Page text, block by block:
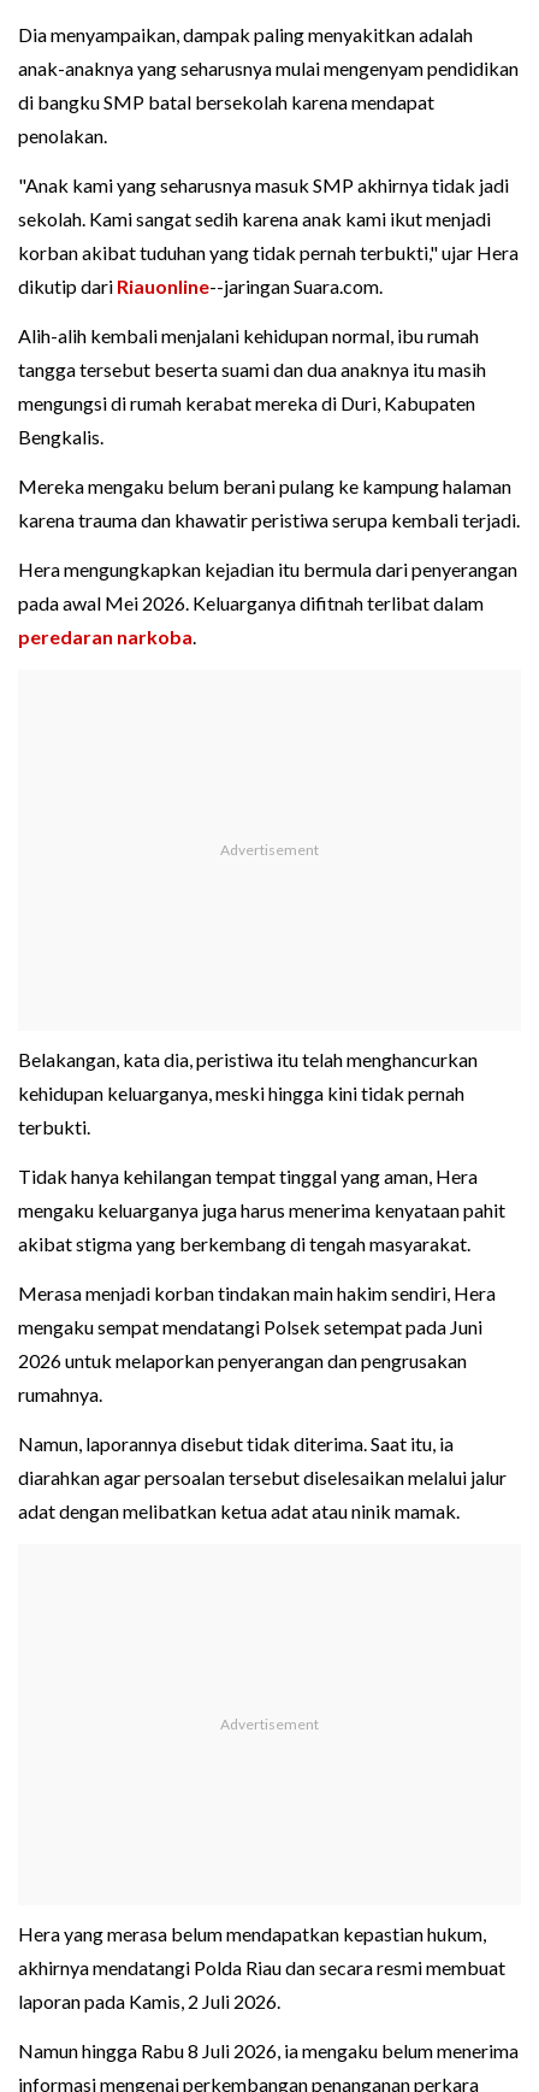
Dia menyampaikan, dampak paling menyakitkan adalah
anak-anaknya yang seharusnya mulai mengenyam pendidikan
di bangku SMP batal bersekolah karena mendapat
penolakan.
"Anak kami yang seharusnya masuk SMP akhirnya tidak jadi
sekolah. Kami sangat sedih karena anak kami ikut menjadi
korban akibat tuduhan yang tidak pernah terbukti," ujar Hera
dikutip dari Riauonline--jaringan Suara.com.
Alih-alih kembali menjalani kehidupan normal, ibu rumah
tangga tersebut beserta suami dan dua anaknya itu masih
mengungsi di rumah kerabat mereka di Duri, Kabupaten
Bengkalis.
Mereka mengaku belum berani pulang ke kampung halaman
karena trauma dan khawatir peristiwa serupa kembali terjadi.
Hera mengungkapkan kejadian itu bermula dari penyerangan
pada awal Mei 2026. Keluarganya difitnah terlibat dalam
peredaran narkoba.
Belakangan, kata dia, peristiwa itu telah menghancurkan
kehidupan keluarganya, meski hingga kini tidak pernah
terbukti.
Tidak hanya kehilangan tempat tinggal yang aman, Hera
mengaku keluarganya juga harus menerima kenyataan pahit
akibat stigma yang berkembang di tengah masyarakat.
Merasa menjadi korban tindakan main hakim sendiri, Hera
mengaku sempat mendatangi Polsek setempat pada Juni
2026 untuk melaporkan penyerangan dan pengrusakan
rumahnya.
Namun, laporannya disebut tidak diterima. Saat itu, ia
diarahkan agar persoalan tersebut diselesaikan melalui jalur
adat dengan melibatkan ketua adat atau ninik mamak.
Hera yang merasa belum mendapatkan kepastian hukum,
akhirnya mendatangi Polda Riau dan secara resmi membuat
laporan pada Kamis, 2 Juli 2026.
Namun hingga Rabu 8 Juli 2026, ia mengaku belum menerima
informasi mengenai perkembangan penanganan perkara